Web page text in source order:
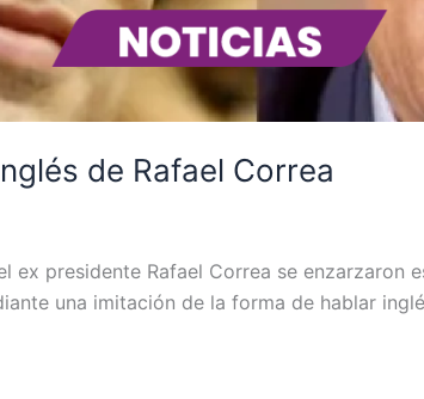
de Rafael Correa
ex presidente Rafael Correa se
una imitación de la forma de hablar